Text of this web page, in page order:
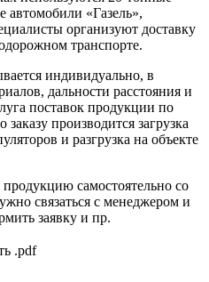
«Газель»,
организуют доставку
транспорте.
индивидуально, в
дальности расстояния и
поставок продукции по
производится загрузка
и разгрузка на объекте
самостоятельно со
связаться с менеджером и
заявку и пр.
.pdf